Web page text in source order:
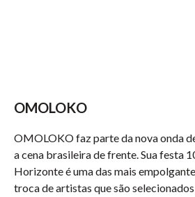
OMOLOKO
OMOLOKO faz parte da nova onda
a cena brasileira de frente. Sua festa
Horizonte é uma das mais
troca de artistas que são